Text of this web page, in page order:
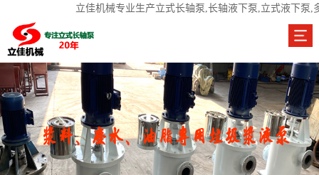
立佳机械专业生产立式长轴泵,长轴液下泵,立式液下